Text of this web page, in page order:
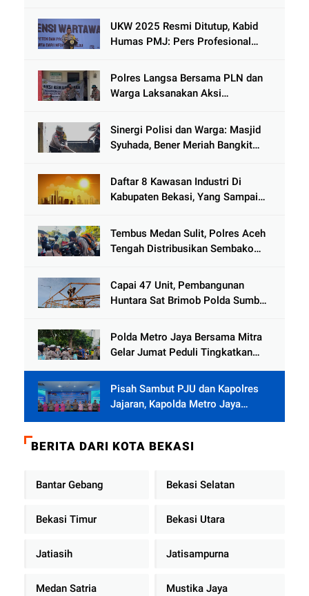
Kenjeran
UKW 2025 Resmi Ditutup, Kabid
Humas PMJ: Pers Profesional
Hoaks
Polres Langsa Bersama PLN dan
Warga Laksanakan Aksi
Tamiang
Sinergi Polisi dan Warga: Masjid
Syuhada, Bener Meriah Bangkit
Daftar 8 Kawasan Industri Di
Kabupaten Bekasi, Yang Sampai
Tembus Medan Sulit, Polres Aceh
Tengah Distribusikan Sembako
Jamat
Capai 47 Unit, Pembangunan
Huntara Sat Brimob Polda Sumbar
Polda Metro Jaya Bersama Mitra
Gelar Jumat Peduli Tingkatkan
Pisah Sambut PJU dan Kapolres
Jajaran, Kapolda Metro Jaya
Tekankan Pelayanan Publik
BERITA DARI KOTA BEKASI
Bantar Gebang Bekasi Selatan
Bekasi Timur Bekasi Utara
Jatiasih Jatisampurna
Medan Satria Mustika Jaya